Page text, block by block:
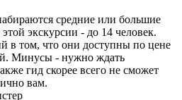
средние или большие
экскурсии - до 14 человек.
в том, что они доступны по цене
Минусы - нужно ждать
гид скорее всего не сможет
вам.